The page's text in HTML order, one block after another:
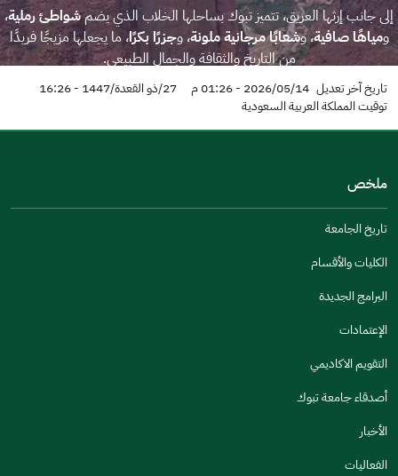
إلى جانب إرثها العريق، تتميز تبوك بساحلها الخلاب الذي يضمشواطئ رملية،
ومياهًا صافية، وشعابًا مرجانية ملونة، وجزرًا بكرًا، ما يجعلها مزيجًا فريدًا
من التاريخ والثقافة والجمال الطبيعي.
المزيد عن تبوك
تاريخ آخر تعديل 2026/05/14 - 01:26 م
27/ذو القعدة/1447 - 16:26
توقيت المملكة العربية السعودية
ملخص
تاريخ الجامعة
الكليات والأقسام
البرامج الجديدة
الإعتمادات
التقويم الاكاديمي
أصدقاء جامعة تبوك
الأخبار
الفعاليات